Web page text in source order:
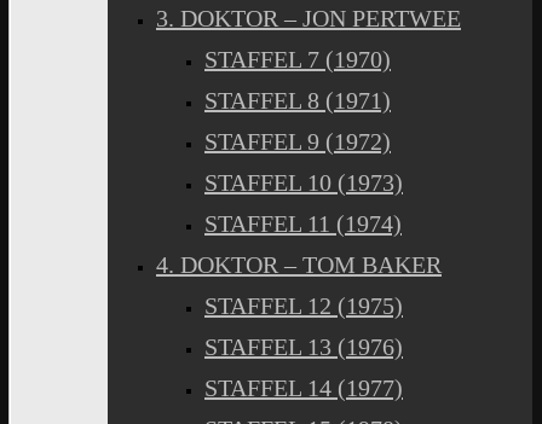
3. DOKTOR – JON PERTWEE
STAFFEL 7 (1970)
STAFFEL 8 (1971)
STAFFEL 9 (1972)
STAFFEL 10 (1973)
STAFFEL 11 (1974)
4. DOKTOR – TOM BAKER
STAFFEL 12 (1975)
STAFFEL 13 (1976)
STAFFEL 14 (1977)